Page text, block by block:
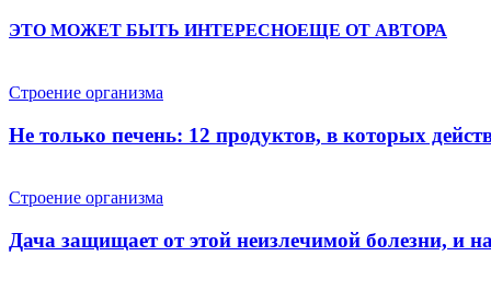
ЭТО МОЖЕТ БЫТЬ ИНТЕРЕСНОЕЩЕ ОТ АВТОРА
Строение организма
Не только печень: 12 продуктов, в которых
Строение организма
Дача защищает от этой неизлечимой болезни, и